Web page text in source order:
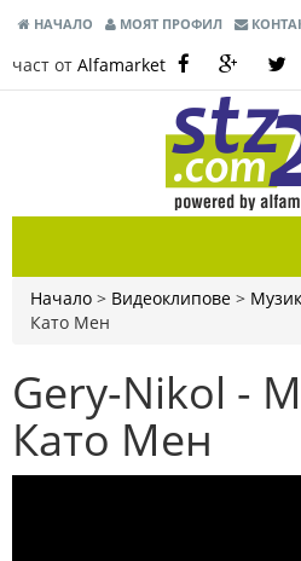
НАЧАЛО МОЯТ ПРОФИЛ
част от Alfamarket
Начало > Видеоклипове >
Като Мен
Gery-Nikol -
Като Мен